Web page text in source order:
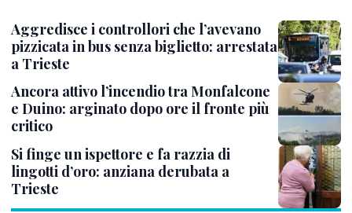
Aggredisce i controllori che l’avevano
pizzicata in bus senza biglietto: arrestata
a Trieste
Ancora attivo l’incendio tra Monfalcone
e Duino: arginato dopo ore il fronte più
critico
Si finge un ispettore e fa razzia di
lingotti d’oro: anziana derubata a
Trieste